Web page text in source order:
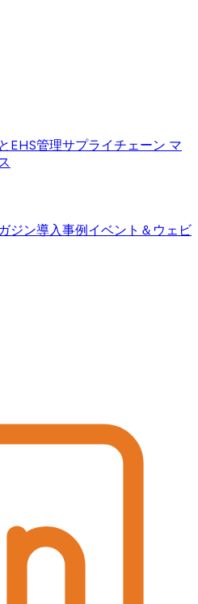
EHS管理サプライチェーン マ
ジン導入事例 イベント＆ウェビ